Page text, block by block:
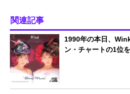
関連記事
1990年の本日、
ン・チャートの1位